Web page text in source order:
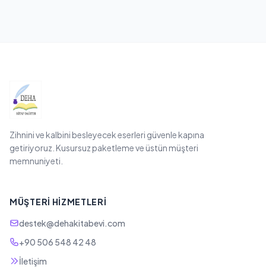
Zihnini ve kalbini besleyecek eserleri güvenle kapına
getiriyoruz. Kusursuz paketleme ve üstün müşteri
memnuniyeti.
MÜŞTERI HIZMETLERI
destek@dehakitabevi.com
+90 506 548 42 48
İletişim